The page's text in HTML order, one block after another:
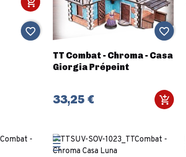
favorite_border
TT Combat - Chroma - Casa
Giorgia Prépeint
33,25 €
favorite_border